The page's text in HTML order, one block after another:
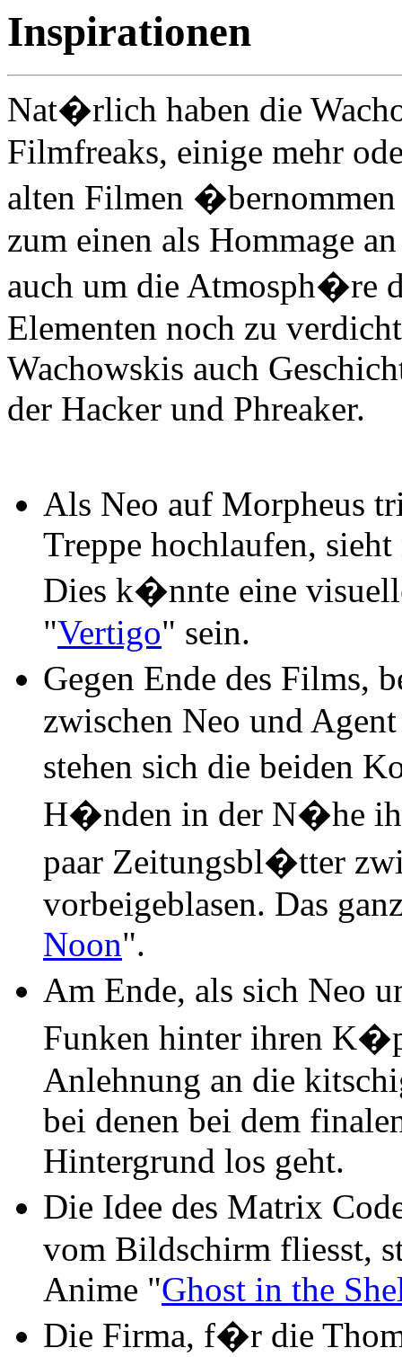
Inspirationen
Nat�rlich haben die
Filmfreaks, einige mehr
alten Filmen
zum einen als Hommage
auch um die Atmosph�re
Elementen noch zu
Wachowskis auch
der Hacker und Phreaker.
Als Neo auf Morpheus
Treppe hochlaufen,
Dies k�nnte eine
"Vertigo" sein.
Gegen Ende des Films,
zwischen Neo und
stehen sich die beiden
H�nden in der N�he
paar Zeitungsbl�tter
vorbeigeblasen. Das
Noon".
Am Ende, als sich Neo
Funken hinter ihren
Anlehnung an die
bei denen bei dem
Hintergrund los geht.
Die Idee des Matrix
vom Bildschirm fliesst,
Anime "Ghost in the
Die Firma, f�r die